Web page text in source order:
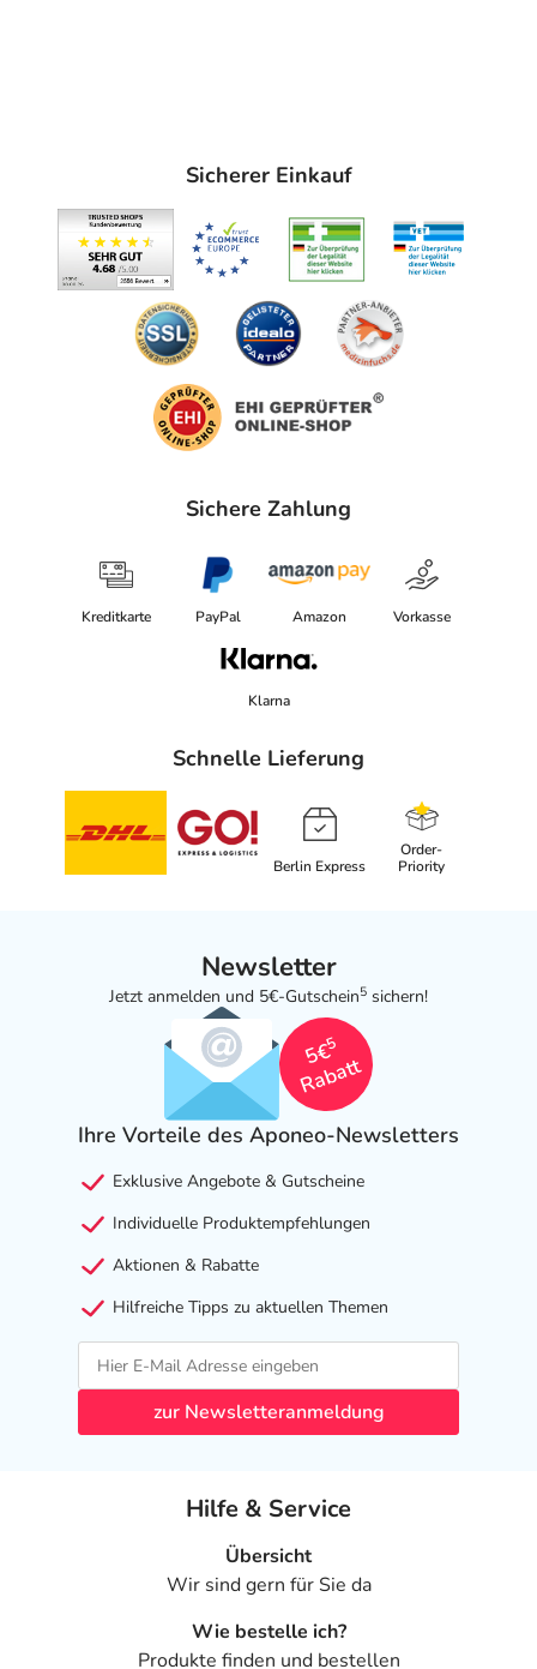
Sicherer Einkauf
Sichere Zahlung
Kreditkarte PayPal Amazon Vorkasse
Klarna
Schnelle Lieferung
Berlin Express
Order-
Priority
Newsletter
Jetzt anmelden und 5€-Gutschein5 sichern!
5€
5
Rabatt
Ihre Vorteile des Aponeo-Newsletters
Exklusive Angebote & Gutscheine
Individuelle Produktempfehlungen
Aktionen & Rabatte
Hilfreiche Tipps zu aktuellen Themen
zur Newsletteranmeldung
Hilfe & Service
Übersicht
Wir sind gern für Sie da
Wie bestelle ich?
Produkte finden und bestellen